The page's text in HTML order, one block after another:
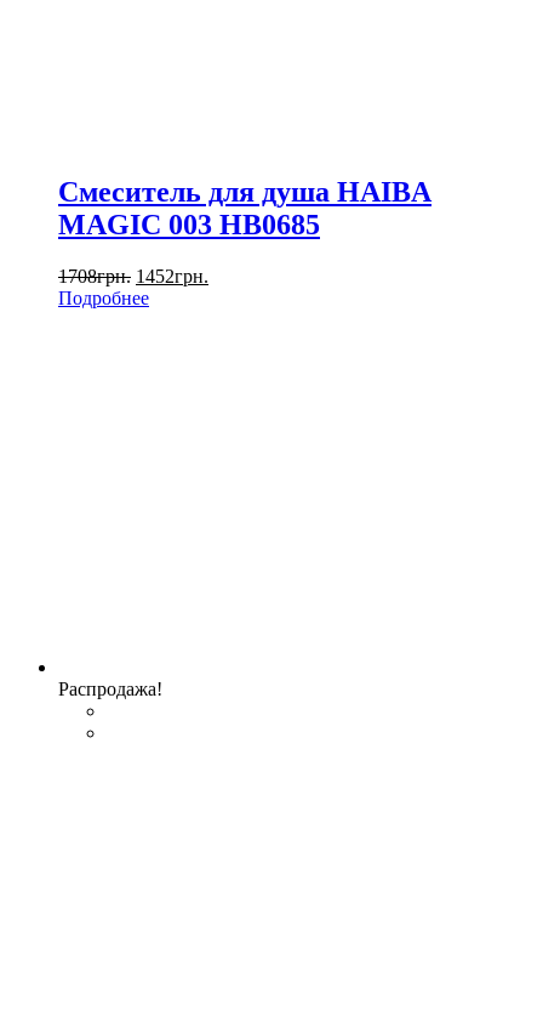
Смеситель для душа HAIBA
MAGIC 003 HB0685
1708грн. 1452грн.
Подробнее
Распродажа!